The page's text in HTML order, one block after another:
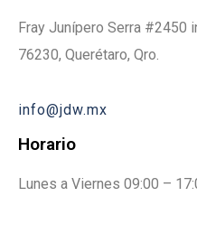
Fray Junípero Serra #2450
76230, Querétaro, Qro.
info@jdw.mx
Horario
Lunes a Viernes 09:00 –